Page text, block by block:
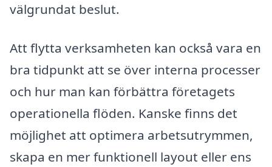
välgrundat beslut.
Att flytta verksamheten kan också vara en
bra tidpunkt att se över interna processer
och hur man kan förbättra företagets
operationella flöden. Kanske finns det
möjlighet att optimera arbetsutrymmen,
skapa en mer funktionell layout eller ens